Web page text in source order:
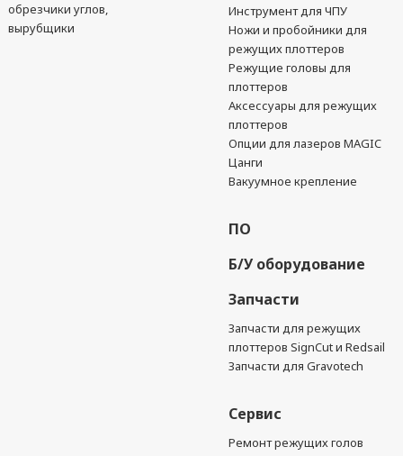
обрезчики углов,
вырубщики
Инструмент для ЧПУ
Ножи и пробойники для
режущих плоттеров
Режущие головы для
плоттеров
Аксессуары для режущих
плоттеров
Опции для лазеров MAGIC
Цанги
Вакуумное крепление
ПО
Б/У оборудование
Запчасти
Запчасти для режущих
плоттеров SignCut и Redsail
Запчасти для Gravotech
Сервис
Ремонт режущих голов